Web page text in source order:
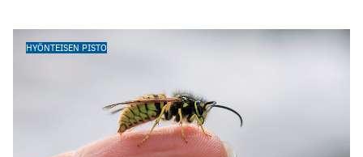
HYÖNTEISEN PISTO